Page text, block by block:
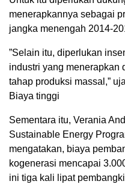
menerapkannya sebagai
jangka menengah 2014-
”Selain itu, diperlukan
industri yang menerapkan
tahap produksi massal,”
Biaya tinggi
Sementara itu, Verania
Sustainable Energy
mengatakan, biaya
kogenerasi mencapai
ini tiga kali lipat